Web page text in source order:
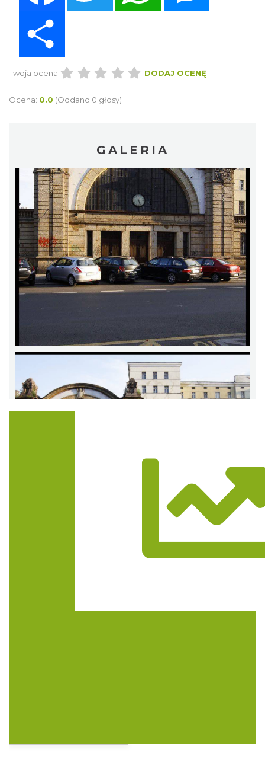
Twoja ocena: DODAJ OCENĘ
Ocena: 0.0 (Oddano 0 głosy)
GALERIA
Trasa